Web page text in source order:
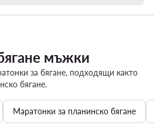
мъжки
за бягане, подходящи както
бягане.
Маратонки за планинско бягане